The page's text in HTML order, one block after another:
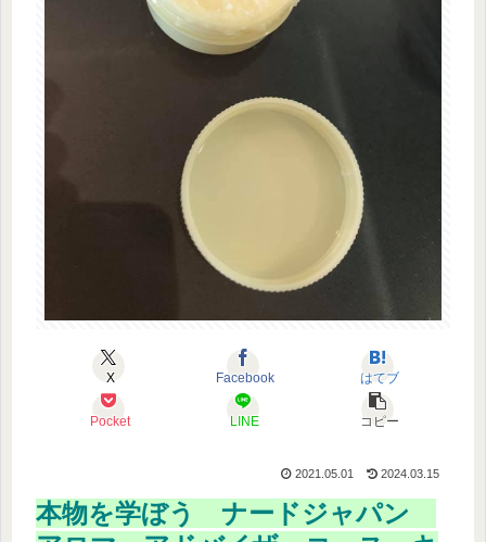
X Facebook はてブ
Pocket LINE コピー
2021.05.01 2024.03.15
本物を学ぼう ナードジャパン